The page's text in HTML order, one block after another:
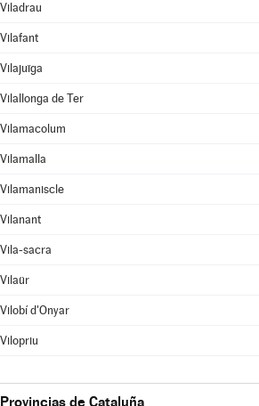
Viladrau
Vilafant
Vilajuïga
Vilallonga de Ter
Vilamacolum
Vilamalla
Vilamaniscle
Vilanant
Vila-sacra
Vilaür
Vilobí d'Onyar
Vilopriu
Provincias de Cataluña